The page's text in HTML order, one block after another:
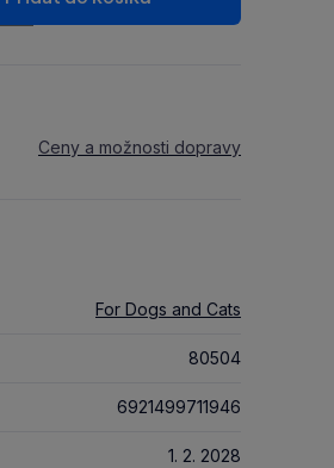
Ceny a možnosti dopravy
For Dogs and Cats
80504
6921499711946
1. 2. 2028